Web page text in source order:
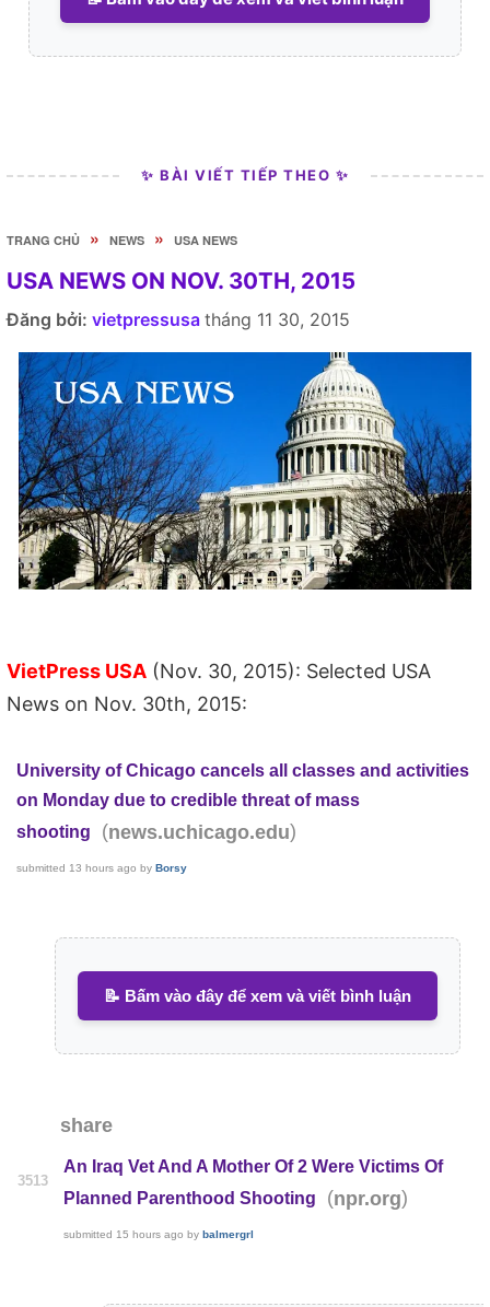
✨ BÀI VIẾT TIẾP THEO ✨
TRANG CHỦ » NEWS » USA NEWS
USA NEWS ON NOV. 30TH, 2015
Đăng bởi: vietpressusa tháng 11 30, 2015
VietPress USA (Nov. 30, 2015): Selected USA
News on Nov. 30th, 2015:
University of Chicago cancels all classes and activities
on Monday due to credible threat of mass
shooting
(news.uchicago.edu)
submitted 13 hours ago by Borsy
📝 Bấm vào đây để xem và viết bình luận
share
3513
An Iraq Vet And A Mother Of 2 Were Victims Of
Planned Parenthood Shooting
(npr.org)
submitted 15 hours ago bybalmergrl